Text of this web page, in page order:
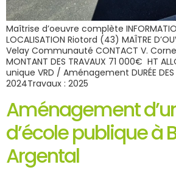
Maîtrise d’oeuvre complète
LOCALISATION Riotord (43) MAÎTRE
Velay Communauté CONTACT V.
MONTANT DES TRAVAUX 71 000€ HT
unique VRD / Aménagement DURÉE DES
2024Travaux : 2025
Aménagement
d’école publique à
Argental